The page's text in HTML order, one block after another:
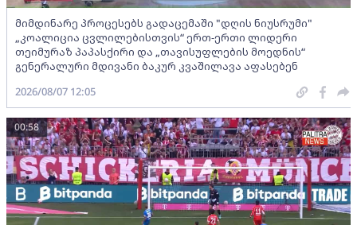
მიმდინარე პროცესებს გადაცემაში "დღის ნიუსრუმი"
„კოალიცია ცვლილებისთვის“ ერთ-ერთი ლიდერი
თეიმურაზ პაპასქირი და „თავისუფლების მოედნის“
გენერალური მდივანი ბაკურ კვაშილავა აფასებენ
2026/08/07 12:05
00:58